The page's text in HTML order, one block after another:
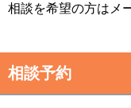
相談を希望の方はメ
相談予約